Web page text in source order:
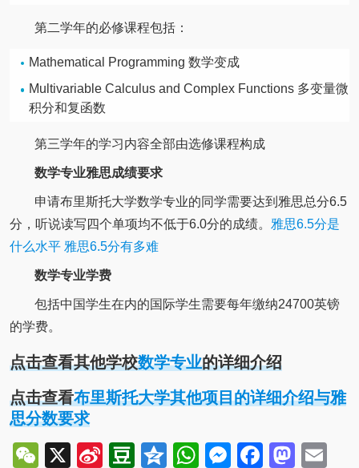
第二学年的必修课程包括：
Mathematical Programming 数学变成
Multivariable Calculus and Complex Functions 多变量微
积分和复函数
第三学年的学习内容全部由选修课程构成
数学专业雅思成绩要求
申请布里斯托大学数学专业的同学需要达到雅思总分6.5
分，听说读写四个单项均不低于6.0分的成绩。 雅思6.5分是
什么水平 雅思6.5分有多难
数学专业学费
包括中国学生在内的国际学生需要每年缴纳24700英镑
的学费。
点击查看其他学校数学专业的详细介绍
点击查看布里斯托大学其他项目的详细介绍与雅
思分数要求
WeChat
X
SinaDouban
QzoneWhatsApp
Messenger